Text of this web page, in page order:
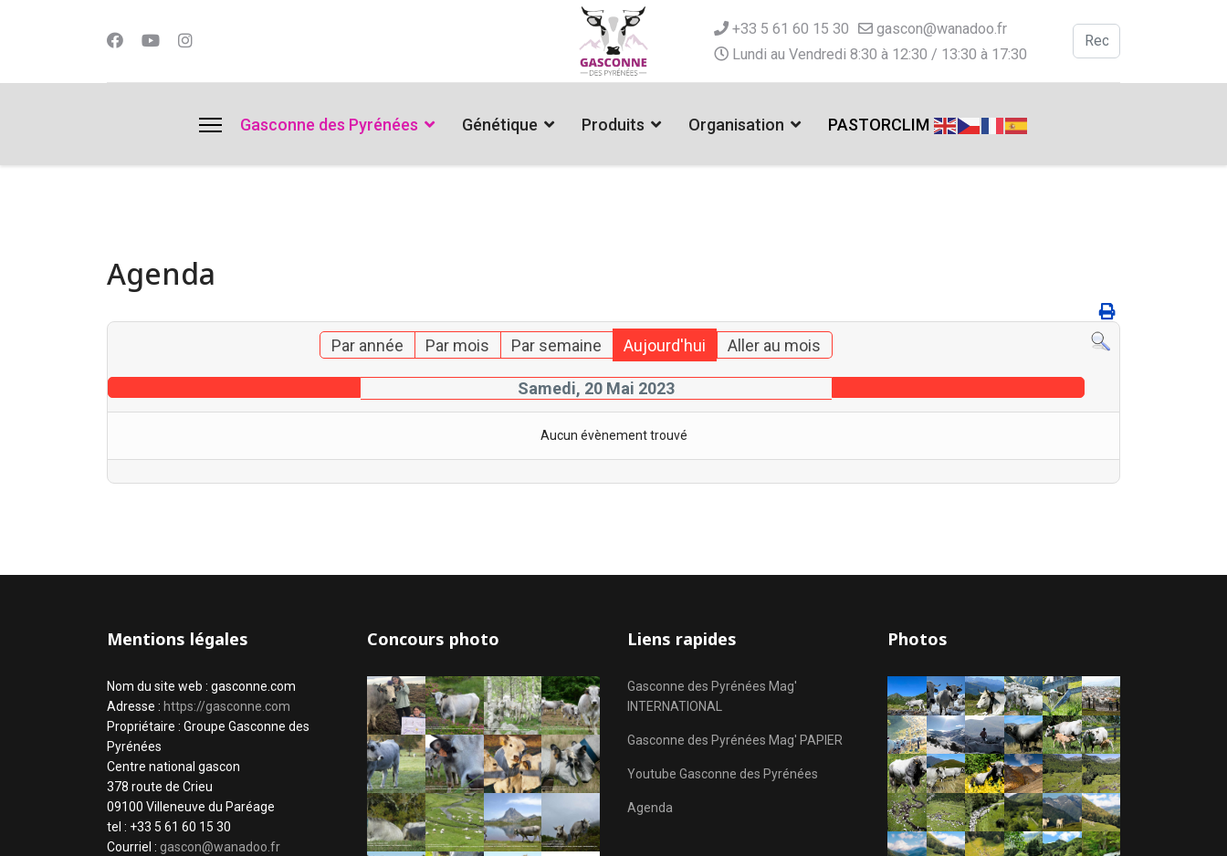
+33 5 61 60 15 30
gascon@wanadoo.fr
Lundi au Vendredi 8:30 à 12:30 / 13:30 à 17:30
Valider
Gasconne des Pyrénées Génétique Produits Organisation PASTORCLIM
Agenda
Par année Par mois Par semaine Aujourd'hui Aller au mois
Samedi, 20 Mai 2023
Aucun évènement trouvé
Mentions légales
Nom du site web : gasconne.com
Adresse : https://gasconne.com
Propriétaire : Groupe Gasconne des
Pyrénées
Centre national gascon
378 route de Crieu
09100 Villeneuve du Paréage
tel : +33 5 61 60 15 30
Courriel : gascon@wanadoo.fr
Concours photo Liens rapides
Gasconne des Pyrénées Mag'
INTERNATIONAL
Gasconne des Pyrénées Mag' PAPIER
Youtube Gasconne des Pyrénées
Agenda
Photos